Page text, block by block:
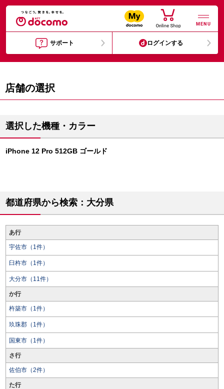
MENU
サポート ログインする
店舗の選択
選択した機種・カラー
iPhone 12 Pro 512GB ゴールド
都道府県から検索：大分県
あ行
宇佐市（1件）
臼杵市（1件）
大分市（11件）
か行
杵築市（1件）
玖珠郡（1件）
国東市（1件）
さ行
佐伯市（2件）
た行